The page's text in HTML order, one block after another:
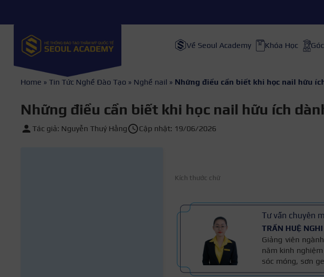
Về Seoul Academy Khóa Học
Home » Tin Tức Nghề Đào Tạo » Nghề nail » Những điều cần biết khi học nail hữu
Những điều cần biết khi học nail hữu ích
Tác giả: Nguyễn Thuý Hằng Cập nhật: 19/06/2026
Kích thước chữ
Tư vấn chuyên
TRẦN HUỆ NGHI
Giảng viên
năm kinh
sóc móng, sơn
bài được đối